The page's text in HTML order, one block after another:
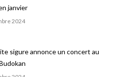
janvier
2024
sigure annonce un concert au